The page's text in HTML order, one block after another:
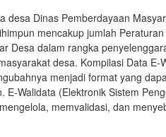
desa Dinas Pemberdayaan
mencakup jumlah
Desa dalam rangka
desa. Kompilasi Data E-
menjadi format yang
Walidata (Elektronik Sistem
memvalidasi, dan